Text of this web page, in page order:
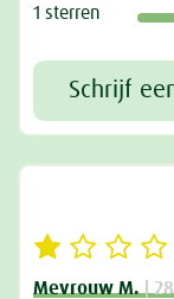
1 sterren
Schrijf
Mevrouw M. |